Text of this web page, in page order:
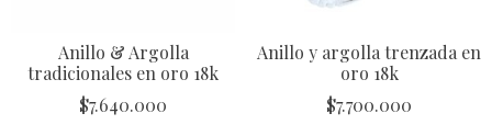
Anillo & Argolla
tradicionales en oro 18k
$7.640.000
Anillo y argolla trenzada en
oro 18k
$7.700.000